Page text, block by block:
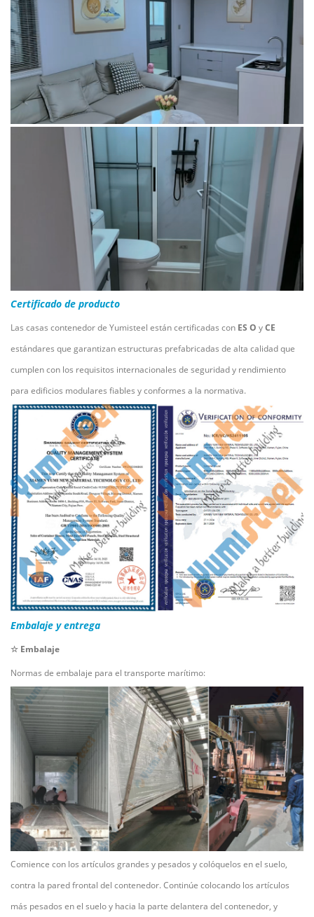
Certificado de producto
Las casas contenedor de Yumisteel están certificadas con ES O yCE
estándares que garantizan estructuras prefabricadas de alta calidad que
cumplen con los requisitos internacionales de seguridad y rendimiento
para edificios modulares fiables y conformes a la normativa.
Embalaje y entrega
☆ Embalaje
Normas de embalaje para el transporte marítimo:
Comience con los artículos grandes y pesados y colóquelos en el suelo,
contra la pared frontal del contenedor. Continúe colocando los artículos
más pesados en el suelo y hacia la parte delantera del contenedor, y